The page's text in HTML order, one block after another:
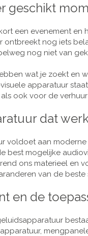
geschikt
een evenement en
ontbreekt nog iets
nog niet van
wat je zoekt en
apparatuur
ook voor de
dat
voldoet aan
best mogelijke
ons materieel en
van de
en de